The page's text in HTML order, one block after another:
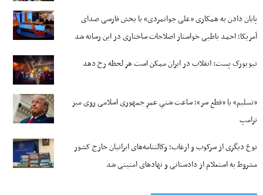
پایان دادن به همکاری «علی جوانمردی» با بخش فارسی صدای
آمریکا؛ احمد باطبی خواستار اصلاحات ساختاری در این رسانه شد
نیویورک پست: انقلاب در ایران ممکن است هر لحظه رخ دهد
«تسلیم» یا «قطع سر»؛ ساعت شنیِ عمرِ جمهوری اسلامی روی میز
ترامپ
نوع دیگری از سرکوب و ارعاب؛ وکالتنامه‌های ایرانیان خارج کشور
مشروط به استعلام از دادستانی و نهادهای امنیتی شد